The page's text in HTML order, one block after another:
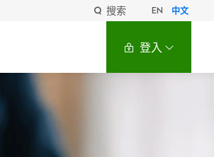
搜索 EN 中文
登入